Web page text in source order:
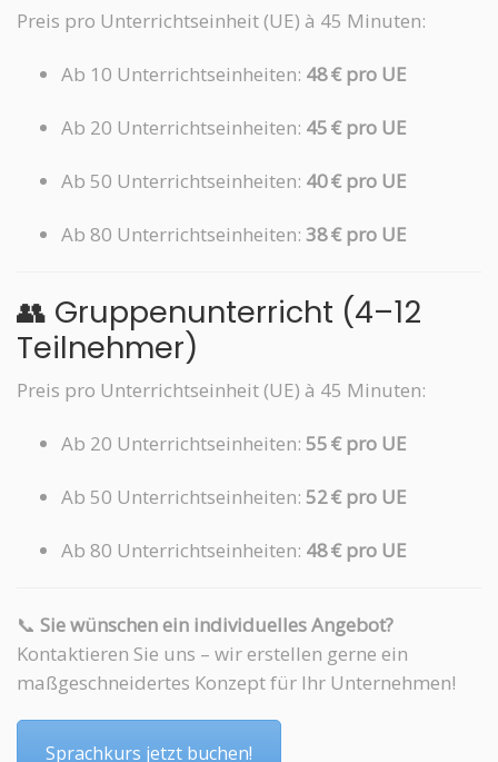
Preis pro Unterrichtseinheit (UE) à 45 Minuten:
Ab 10 Unterrichtseinheiten: 48 € pro UE
Ab 20 Unterrichtseinheiten: 45 € pro UE
Ab 50 Unterrichtseinheiten: 40 € pro UE
Ab 80 Unterrichtseinheiten: 38 € pro UE
👥 Gruppenunterricht (4–12
Teilnehmer)
Preis pro Unterrichtseinheit (UE) à 45 Minuten:
Ab 20 Unterrichtseinheiten: 55 € pro UE
Ab 50 Unterrichtseinheiten: 52 € pro UE
Ab 80 Unterrichtseinheiten: 48 € pro UE
📞 Sie wünschen ein individuelles Angebot?
Kontaktieren Sie uns – wir erstellen gerne ein
maßgeschneidertes Konzept für Ihr Unternehmen!
Sprachkurs jetzt buchen!